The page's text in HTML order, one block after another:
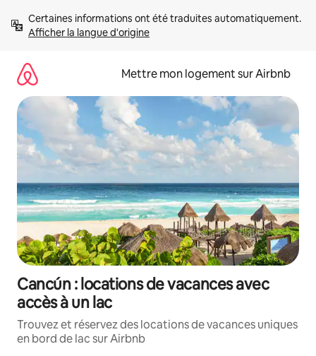
directement
Afficher la langue d'origine
Mettre mon logement sur Airbnb
Cancún : locations de vacances avec
accès à un lac
Trouvez et réservez des locations de vacances uniques
en bord de lac sur Airbnb